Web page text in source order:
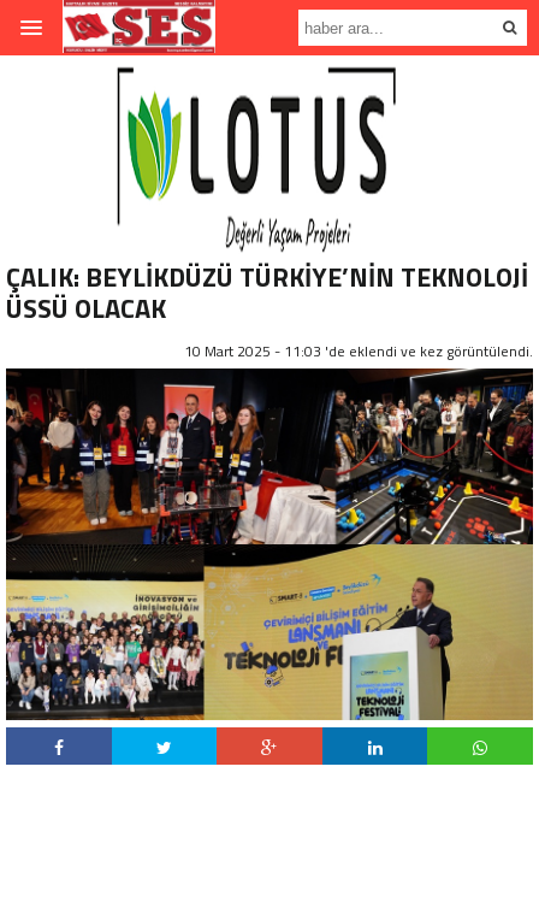
ÇALIK: BEYLİKDÜZÜ TÜRKİYE’NİN TEKNOLOJİ
ÜSSÜ OLACAK
10 Mart 2025 - 11:03 'de eklendi ve kez görüntülendi.